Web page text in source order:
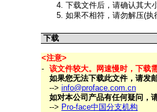
下载文件后，请确认其大
如果不相符，请勿解压(执
下载
<注意>
- 该文件较大。网速慢时，下载
如果您无法下载此文件，请发
--> info@proface.com.cn
如对本公司产品有任何疑问，
--> Pro-face中国分支机构